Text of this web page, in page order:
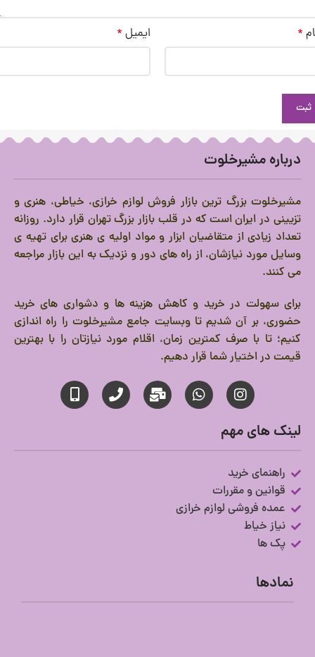
* ایمیل *
درباره مشیرخلوت
مشیرخلوت بزرگ ترین بازار فروش لوازم خرازی، خیاطی، هنری و
تزیینی در ایران است که در قلب بازار بزرگ تهران قرار دارد. روزانه
تعداد زیادی از متقاضیان ابزار و مواد اولیه ی هنری برای تهیه ی
وسایل مورد نیازشان، از راه های دور و نزدیک به این بازار مراجعه
می کنند.
برای سهولت در خرید و کاهش هزینه ها و دشواری های خرید
حضوری، بر آن شدیم تا وبسایت جامع مشیرخلوت را راه اندازی
کنیم؛ تا با صرف کمترین زمان، اقلام مورد نیازتان را با بهترین
قیمت در اختیار شما قرار دهیم.
لینک های مهم
راهنمای خرید
قوانین و مقررات
عمده فروشی لوازم خرازی
نیاز خیاط
پک ها
نمادها